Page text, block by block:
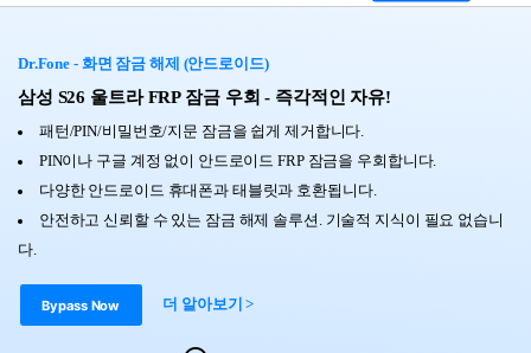
유틸리티
개요
회사 소개
뉴스룸
플랜 및 가격
특징
Dr.Fone Basic
폴 툴킷 보기 >
프로그램
온라인
더 보기
탐색 및 발견
닥터폰 하이라이트 살펴보기
사용 방법은 무엇입니까?
고객 지원 센터
리소스
다운로드 센터
공식 설치 파일 및 최신 버전 업데이트를 제공
🔓️온라인 잠금 해제
Dr.Fone - 화면 잠금 해제 (안드로이드)
삼성 S26 울트라 FRP 잠금 우회 - 즉각적인 자유!
패턴/PIN/비밀번호/지문 잠금을 쉽게 제거합니다.
PIN이나 구글 계정 없이 안드로이드 FRP 잠금을 우회합니다.
다양한 안드로이드 휴대폰과 태블릿과 호환됩니다.
안전하고 신뢰할 수 있는 잠금 해제 솔루션. 기술적 지식이 필요 없습니
다.
Bypass Now 더 알아보기 >